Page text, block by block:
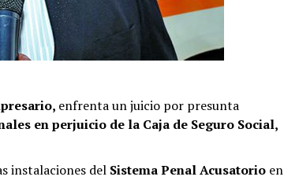
enfrenta un juicio por presunta
en perjuicio de la Caja de Seguro Social,
instalaciones del Sistema Penal Acusatorio en